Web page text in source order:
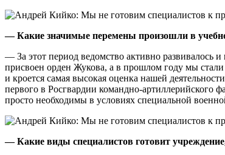
— Какие значимые перемены произошли в
— За этот период ведомство активно развивалось
присвоен орден Жукова, а в прошлом году мы
и кроется самая высокая оценка нашей
первого в Росгвардии командно-артиллерийского
просто необходимы в условиях специальной
— Какие виды специалистов готовит